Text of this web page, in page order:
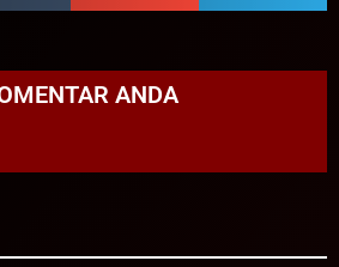
ANDA